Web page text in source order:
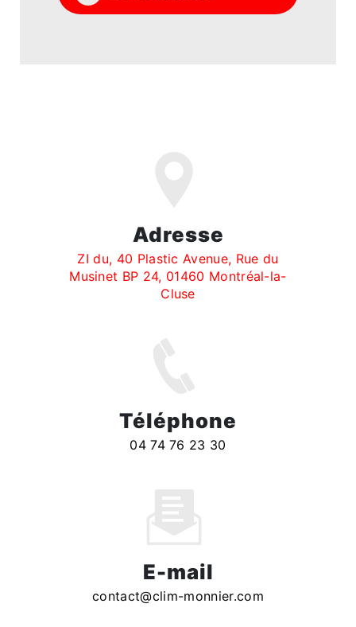
Adresse
ZI du, 40 Plastic Avenue, Rue du
Musinet BP 24, 01460 Montréal-la-
Cluse
Téléphone
04 74 76 23 30
E-mail
contact@clim-monnier.com